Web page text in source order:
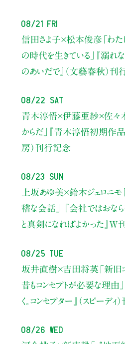
08/21 Fri
信田さよ子×松本俊彦 「わ
の時代を生きている」
『溺れ
のあいだで』（文藝春秋）刊
08/22 Sat
青木淳悟×伊藤亜紗×佐々
からだ」
『青木淳悟初期作品
房）刊行記念
08/23 Sun
上坂あゆ美×鈴木ジェロニモ
稽な会話」
『会社ではおなら
と真剣になればよかった』W
08/25 Tue
坂井直樹×吉田将英「新旧
昔もコンセプトが必要な理由」
く。コンセプター』（スピーデ
08/26 Wed